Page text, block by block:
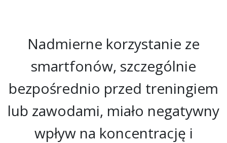
Nadmierne korzystanie ze
smartfonów, szczególnie
bezpośrednio przed treningiem
lub zawodami, miało negatywny
wpływ na koncentrację i